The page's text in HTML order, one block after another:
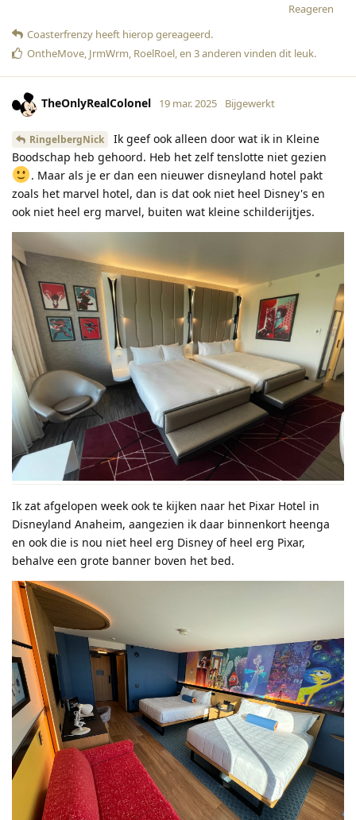
Reageren
Coasterfrenzy heeft hierop gereageerd.
OntheMove, JrmWrm, RoelRoel, en 3anderen vinden dit leuk.
TheOnlyRealColonel 19 mar. 2025 Bijgewerkt
RingelbergNick
Ik geef ook alleen door wat ik in Kleine
Boodschap heb gehoord. Heb het zelf tenslotte niet gezien
. Maar als je er dan een nieuwer disneyland hotel pakt
zoals het marvel hotel, dan is dat ook niet heel Disney's en
ook niet heel erg marvel, buiten wat kleine schilderijtjes.
Ik zat afgelopen week ook te kijken naar het Pixar Hotel in
Disneyland Anaheim, aangezien ik daar binnenkort heenga
en ook die is nou niet heel erg Disney of heel erg Pixar,
behalve een grote banner boven het bed.